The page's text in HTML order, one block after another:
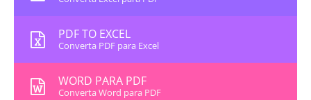
PDF TO EXCEL
Converta PDF para Excel
WORD PARA PDF
Converta Word para PDF